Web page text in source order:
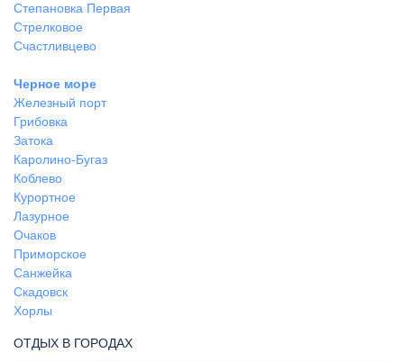
Степановка Первая
Стрелковое
Счастливцево
Черное море
Железный порт
Грибовка
Затока
Каролино-Бугаз
Коблево
Курортное
Лазурное
Очаков
Приморское
Санжейка
Скадовск
Хорлы
ОТДЫХ В ГОРОДАХ